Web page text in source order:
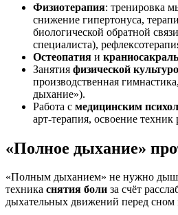
Физиотерапия: тренировка
снижение гипертонуса,
биологической обратной
специалиста),
Остеопатия и
Занятия физической
производственная
дыхание»).
Работа с медицинским
арт-терапия, освоение техник
«Полное дыхание»
«Полным дыханием» не нужно
техника снятия боли за счёт
дыхательных движений перед сном